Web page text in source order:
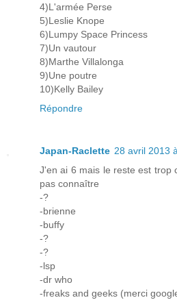
4)L'armée Perse
5)Leslie Knope
6)Lumpy Space Princess
7)Un vautour
8)Marthe Villalonga
9)Une poutre
10)Kelly Bailey
Répondre
Japan-Raclette 28 avril 2013
J'en ai 6 mais le reste est trop
pas connaître
-?
-brienne
-buffy
-?
-?
-lsp
-dr who
-freaks and geeks (merci